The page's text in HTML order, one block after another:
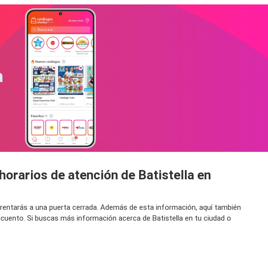
de atención de Batistella en
a una puerta cerrada. Además de esta información, aquí también
Si buscas más información acerca de Batistella en tu ciudad o